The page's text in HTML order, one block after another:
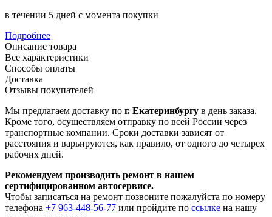
в течении 5 дней с момента покупки
Подробнее
Описание товара
Все характеристики
Способы оплаты
Доставка
Отзывы покупателей
Мы предлагаем доставку по г. Екатеринбургу в день заказа.
Кроме того, осуществляем отправку по всей России через
транспортные компании. Сроки доставки зависят от
расстояния и варьируются, как правило, от одного до четырех
рабочих дней.
Рекомендуем производить ремонт в нашем
сертифицированном автосервисе.
Чтобы записаться на ремонт позвоните пожалуйста по номеру
телефона +7 963-448-56-77 или пройдите по ссылке на нашу